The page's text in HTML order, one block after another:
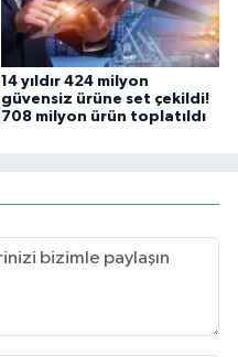
14 yıldır 424 milyon
güvensiz ürüne set çekildi!
708 milyon ürün toplatıldı